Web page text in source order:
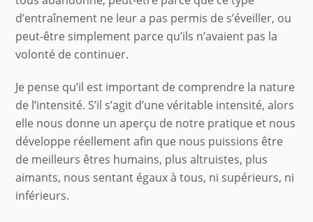
d’entraînement ne leur a pas permis de s’éveiller, ou
peut-être simplement parce qu’ils n’avaient pas la
volonté de continuer.
Je pense qu’il est important de comprendre la nature
de l’intensité. S’il s’agit d’une véritable intensité, alors
elle nous donne un aperçu de notre pratique et nous
développe réellement afin que nous puissions être
de meilleurs êtres humains, plus altruistes, plus
aimants, nous sentant égaux à tous, ni supérieurs, ni
inférieurs.